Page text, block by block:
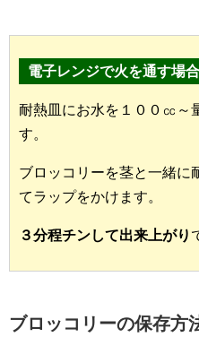
電子レンジで火を通す場合
耐熱皿にお水を１００㏄～
す。
ブロッコリーを茎と一緒に
てラップをかけます。
３分程チンして出来上がり
ブロッコリーの保存方